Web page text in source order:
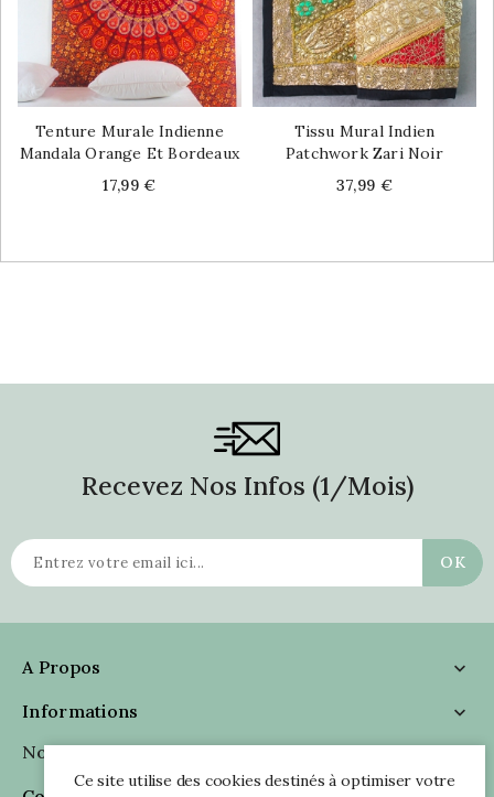
Tenture Murale Indienne
Mandala Orange Et Bordeaux
Price
17,99 €
Tissu Mural Indien
Patchwork Zari Noir
Price
37,99 €
Recevez Nos Infos (1/mois)
A Propos

Informations

Nous Suivre

Ce site utilise des cookies destinés à optimiser votre